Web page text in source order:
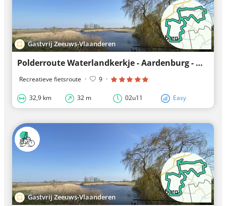
Gastvrij Zeeuws-Vlaanderen
Polderroute Waterlandkerkje - Aardenburg - Oostburg
Recreatieve fietsroute · 9 ·
32,9 km 32 m 02u11 Easy
Gastvrij Zeeuws-Vlaanderen